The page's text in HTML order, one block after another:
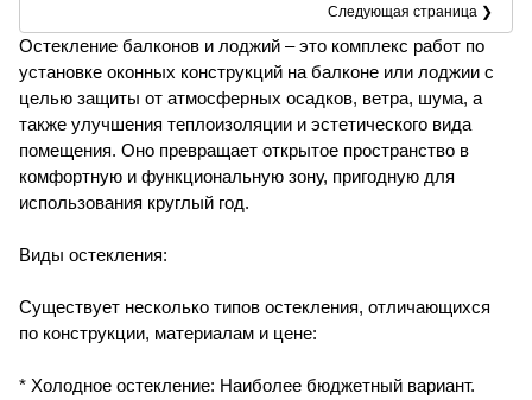
Следующая страница ❯
Остекление балконов и лоджий – это комплекс работ по
установке оконных конструкций на балконе или лоджии с
целью защиты от атмосферных осадков, ветра, шума, а
также улучшения теплоизоляции и эстетического вида
помещения. Оно превращает открытое пространство в
комфортную и функциональную зону, пригодную для
использования круглый год.
Виды остекления:
Существует несколько типов остекления, отличающихся
по конструкции, материалам и цене:
* Холодное остекление: Наиболее бюджетный вариант.